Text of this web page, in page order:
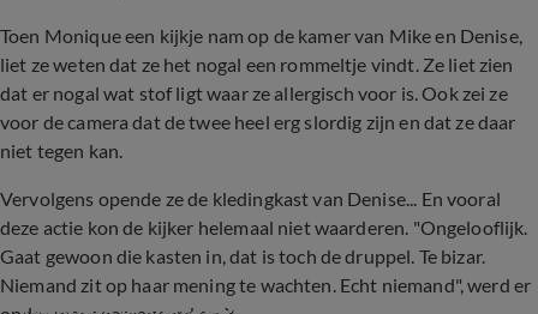
Toen Monique een kijkje nam op de kamer van Mike en Denise,
liet ze weten dat ze het nogal een rommeltje vindt. Ze liet zien
dat er nogal wat stof ligt waar ze allergisch voor is. Ook zei ze
voor de camera dat de twee heel erg slordig zijn en dat ze daar
niet tegen kan.
Vervolgens opende ze de kledingkast van Denise... En vooral
deze actie kon de kijker helemaal niet waarderen. "Ongelooflijk.
Gaat gewoon die kasten in, dat is toch de druppel. Te bizar.
Niemand zit op haar mening te wachten. Echt niemand", werd er